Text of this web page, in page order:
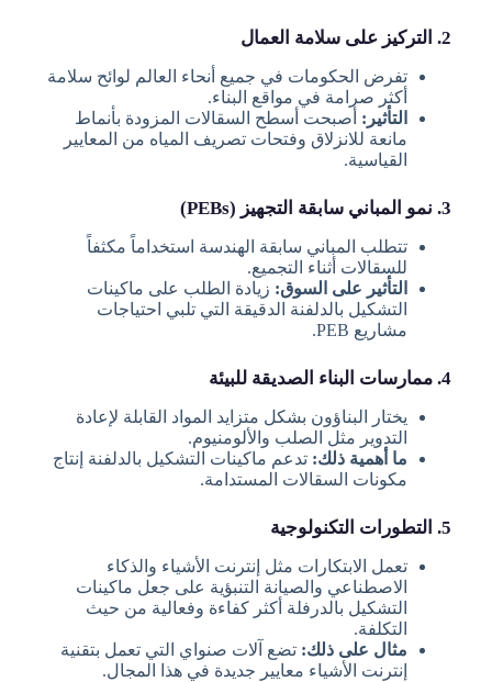
2. التركيز على سلامة العمال
تفرض الحكومات في جميع أنحاء العالم لوائح سلامة
أكثر صرامة في مواقع البناء.
التأثير: أصبحت أسطح السقالات المزودة بأنماط
مانعة للانزلاق وفتحات تصريف المياه من المعايير
القياسية.
3. نمو المباني سابقة التجهيز (PEBs)
تتطلب المباني سابقة الهندسة استخداماً مكثفاً
للسقالات أثناء التجميع.
التأثير على السوق: زيادة الطلب على ماكينات
التشكيل بالدلفنة الدقيقة التي تلبي احتياجات
مشاريع PEB.
4. ممارسات البناء الصديقة للبيئة
يختار البناؤون بشكل متزايد المواد القابلة لإعادة
التدوير مثل الصلب والألومنيوم.
ما أهمية ذلك: تدعم ماكينات التشكيل بالدلفنة إنتاج
مكونات السقالات المستدامة.
5. التطورات التكنولوجية
تعمل الابتكارات مثل إنترنت الأشياء والذكاء
الاصطناعي والصيانة التنبؤية على جعل ماكينات
التشكيل بالدرفلة أكثر كفاءة وفعالية من حيث
التكلفة.
مثال على ذلك: تضع آلات صنواي التي تعمل بتقنية
إنترنت الأشياء معايير جديدة في هذا المجال.